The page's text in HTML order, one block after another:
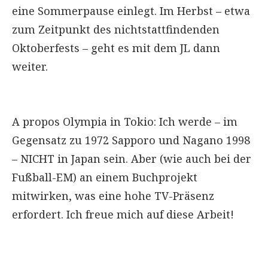
eine Sommerpause einlegt. Im Herbst – etwa
zum Zeitpunkt des nichtstattfindenden
Oktoberfests – geht es mit dem JL dann
weiter.
A propos Olympia in Tokio: Ich werde – im
Gegensatz zu 1972 Sapporo und Nagano 1998
– NICHT in Japan sein. Aber (wie auch bei der
Fußball-EM) an einem Buchprojekt
mitwirken, was eine hohe TV-Präsenz
erfordert. Ich freue mich auf diese Arbeit!